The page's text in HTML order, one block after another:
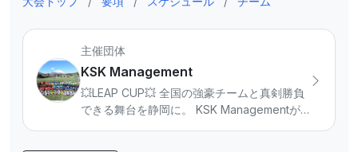
主催団体
KSK Management
💥LEAP CUP💥 全国の強豪チームと真剣勝負
できる舞台を静岡に。 KSK Managementが